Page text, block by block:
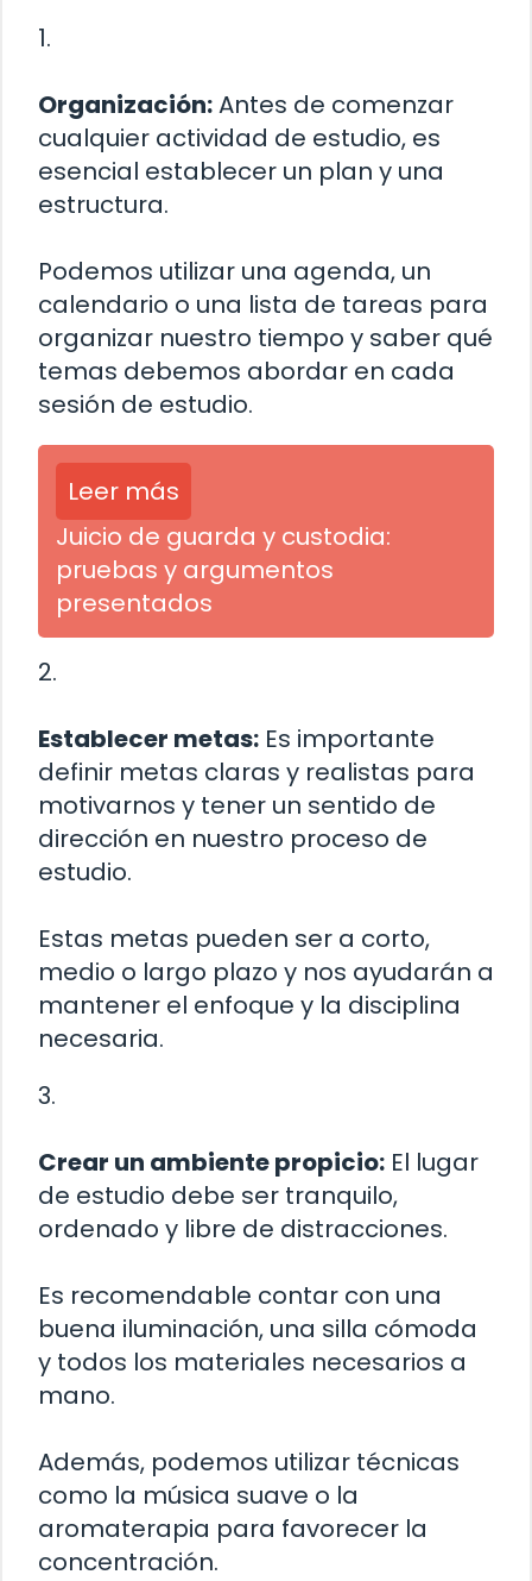
1.
Organización:Antes de comenzar
cualquier actividad de estudio, es
esencial establecer un plan y una
estructura.
Podemos utilizar una agenda, un
calendario o una lista de tareas para
organizar nuestro tiempo y saber qué
temas debemos abordar en cada
sesión de estudio.
Leer más
Juicio de guarda y custodia:
pruebas y argumentos
presentados
2.
Establecer metas: Es importante
definir metas claras y realistas para
motivarnos y tener un sentido de
dirección en nuestro proceso de
estudio.
Estas metas pueden ser a corto,
medio o largo plazo y nos ayudarán a
mantener el enfoque y la disciplina
necesaria.
3.
Crear un ambiente propicio: El lugar
de estudio debe ser tranquilo,
ordenado y libre de distracciones.
Es recomendable contar con una
buena iluminación, una silla cómoda
y todos los materiales necesarios a
mano.
Además, podemos utilizar técnicas
como la música suave o la
aromaterapia para favorecer la
concentración.